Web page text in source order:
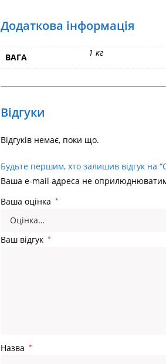
Додаткова інформація
ВАГА 1 кг
Відгуки
Відгуків немає, поки що.
Будьте першим, хто залишив відгук на
Ваша e-mail адреса не
Ваша оцінка *
Ваш відгук *
Назва *